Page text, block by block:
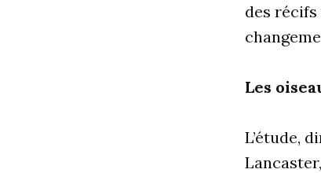
des
Les
L’étude,